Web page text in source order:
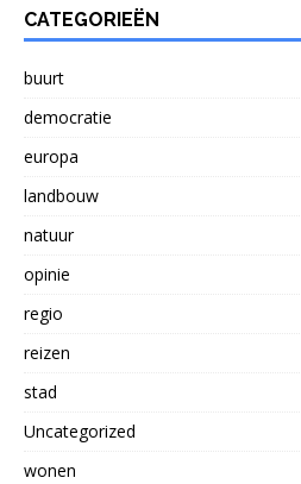
CATEGORIEËN
buurt
democratie
europa
landbouw
natuur
opinie
regio
reizen
stad
Uncategorized
wonen